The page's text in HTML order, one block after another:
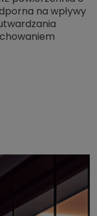
na wpływy